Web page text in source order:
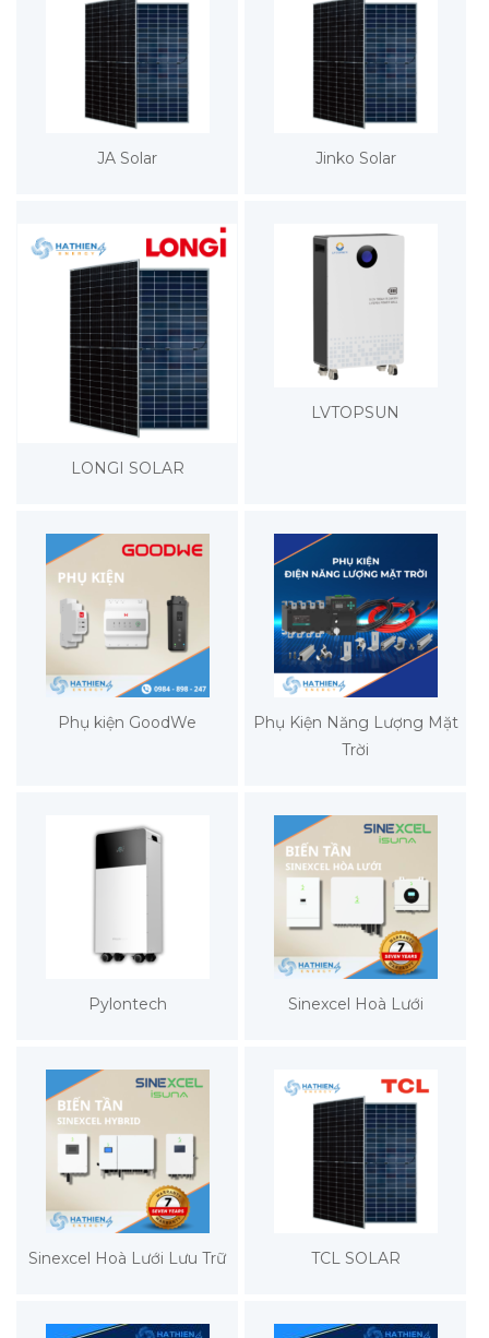
JA Solar Jinko Solar
LONGI SOLAR
LVTOPSUN
Phụ kiện GoodWe
Phụ Kiện Năng Lượng Mặt
Trời
Pylontech Sinexcel Hoà Lưới
Sinexcel Hoà Lưới Lưu Trữ TCL SOLAR